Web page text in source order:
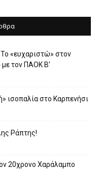
«ευχαριστώ» στον
τον ΠΑΟΚ Β’
ισοπαλία στο Καρπενήσι
Ράπτης!
20χρονο Χαράλαμπο